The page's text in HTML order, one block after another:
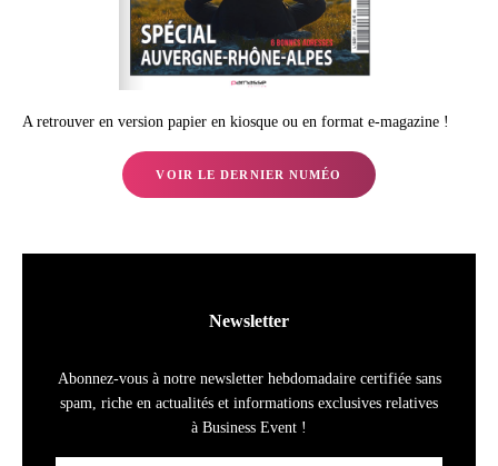
A retrouver en version papier en kiosque ou en format e-magazine !
VOIR LE DERNIER NUMÉO
Newsletter
Abonnez-vous à notre newsletter hebdomadaire certifiée sans
spam, riche en actualités et informations exclusives relatives
à Business Event !